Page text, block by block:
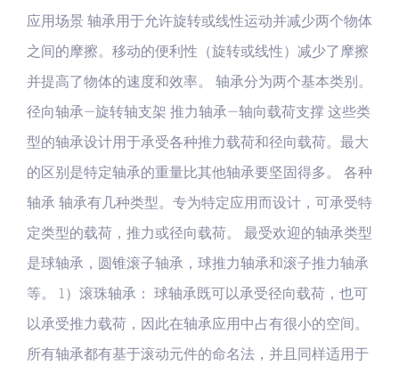
应用场景 轴承用于允许旋转或线性运动并减少两个物体
之间的摩擦。移动的便利性（旋转或线性）减少了摩擦
并提高了物体的速度和效率。 轴承分为两个基本类别。
径向轴承—旋转轴支架 推力轴承—轴向载荷支撑 这些类
型的轴承设计用于承受各种推力载荷和径向载荷。最大
的区别是特定轴承的重量比其他轴承要坚固得多。 各种
轴承 轴承有几种类型。专为特定应用而设计，可承受特
定类型的载荷，推力或径向载荷。 最受欢迎的轴承类型
是球轴承，圆锥滚子轴承，球推力轴承和滚子推力轴承
等。 1）滚珠轴承： 球轴承既可以承受径向载荷，也可
以承受推力载荷，因此在轴承应用中占有很小的空间。
所有轴承都有基于滚动元件的命名法，并且同样适用于